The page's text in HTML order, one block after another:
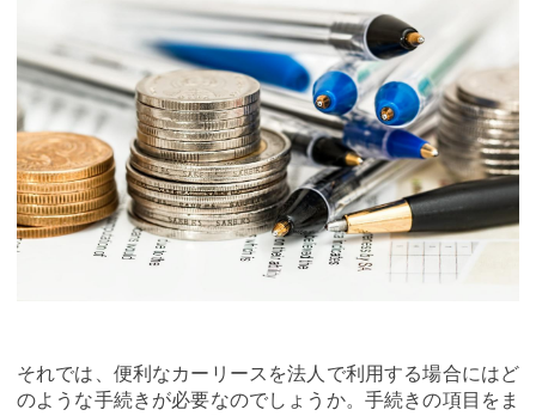
それでは、便利なカーリースを法人で利用する場合にはど
のような手続きが必要なのでしょうか。手続きの項目をま